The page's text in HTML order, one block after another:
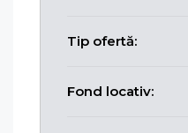
Tip ofertă:
Fond locativ: